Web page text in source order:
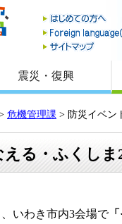
震災・復興
危機管理課 > 防災イベン
る・ふくし
いわき市内3会場で「